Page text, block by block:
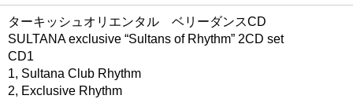
ターキッシュオリエンタル ベリーダンスCD
SULTANA exclusive “Sultans of Rhythm” 2CD set
CD1
1, Sultana Club Rhythm
2, Exclusive Rhythm